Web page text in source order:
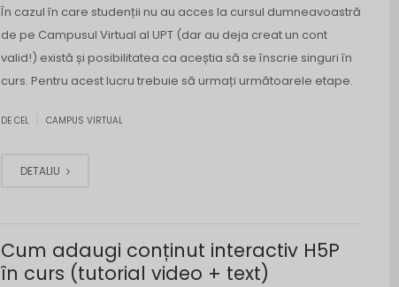
În cazul în care studenții nu au acces la cursul dumneavoastră
de pe Campusul Virtual al UPT (dar au deja creat un cont
valid!) există și posibilitatea ca aceștia să se înscrie singuri în
curs. Pentru acest lucru trebuie să urmați următoarele etape.
DE CEL CAMPUS VIRTUAL
DETALIU
Cum adaugi conținut interactiv H5P
în curs (tutorial video + text)